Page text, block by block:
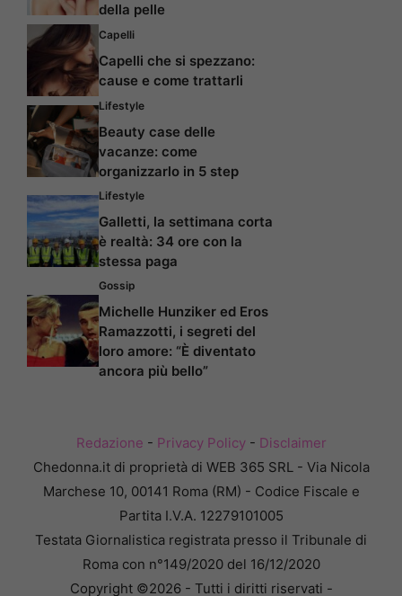
della pelle
Capelli
Capelli che si spezzano:
cause e come trattarli
Lifestyle
Beauty case delle
vacanze: come
organizzarlo in 5 step
Lifestyle
Galletti, la settimana corta
è realtà: 34 ore con la
stessa paga
Gossip
Michelle Hunziker ed Eros
Ramazzotti, i segreti del
loro amore: “È diventato
ancora più bello”
Redazione - Privacy Policy- Disclaimer
Chedonna.it di proprietà di WEB 365 SRL - Via Nicola
Marchese 10, 00141 Roma (RM) - Codice Fiscale e
Partita I.V.A. 12279101005
Testata Giornalistica registrata presso il Tribunale di
Roma con n°149/2020 del 16/12/2020
Copyright ©2026 - Tutti i diritti riservati -